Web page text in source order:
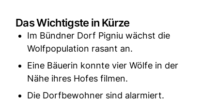
Das Wichtigste in Kürze
Im Bündner Dorf Pigniu wächst die
Wolfpopulation rasant an.
Eine Bäuerin konnte vier Wölfe in der
Nähe ihres Hofes filmen.
Die Dorfbewohner sind alarmiert.